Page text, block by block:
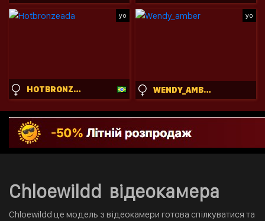
yo
HOTBRONZEADA
yo
WENDY_AMBER
Chloewildd відеокамера
Chloewildd це модель з відеокамери готова спілкуватися та